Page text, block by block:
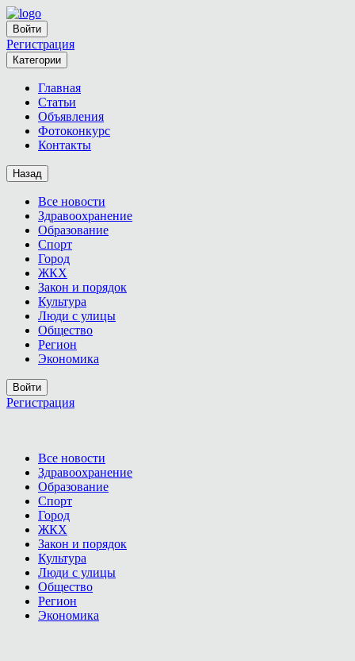
Войти
Регистрация
Категории
Главная
Статьи
Объявления
Фотоконкурс
Контакты
Назад
Все новости
Здравоохранение
Образование
Спорт
Город
ЖКХ
Закон и порядок
Культура
Люди с улицы
Общество
Регион
Экономика
Войти
Регистрация
Все новости
Здравоохранение
Образование
Спорт
Город
ЖКХ
Закон и порядок
Культура
Люди с улицы
Общество
Регион
Экономика